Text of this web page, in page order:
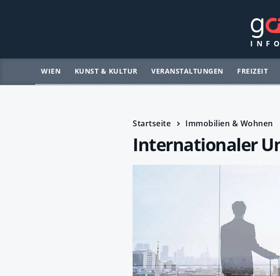
WIEN KUNST & KULTUR VERANSTALTUNGEN FREIZEIT
Startseite Immobilien & Wohnen
Internationaler